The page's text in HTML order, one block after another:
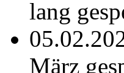
lang
März